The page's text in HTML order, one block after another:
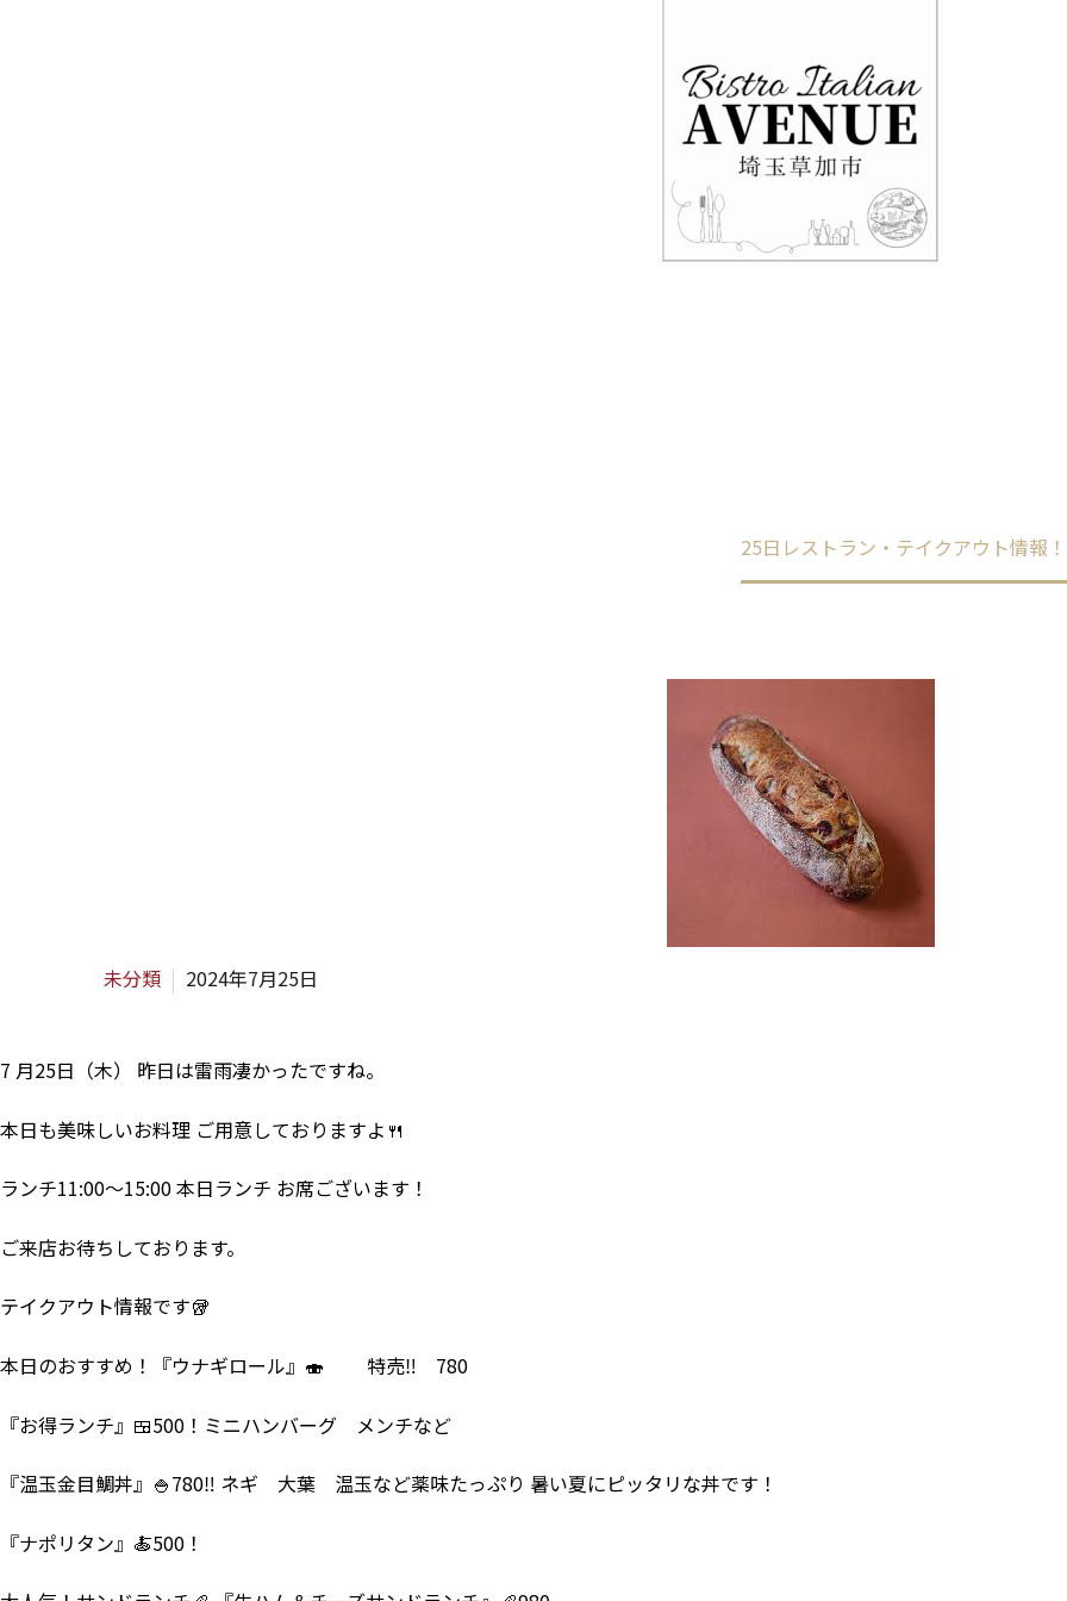
25日レストラン・テイクアウト情報
未分類 2024年7月25日
7 月25日（木） 昨日は雷雨凄かったですね。
本日も美味しいお料理 ご用意しておりますよ🍴
ランチ11:00～15:00 本日ランチ お席ございます！
ご来店お待ちしております。
テイクアウト情報です🥡
本日のおすすめ！『ウナギロール』🍣 特売‼ 780
『お得ランチ』🍱500！ミニハンバーグ メンチなど
『温玉金目鯛丼』🍚780‼ ネギ 大葉 温玉など薬味たっぷり 暑い夏にピッタリな丼です！
『ナポリタン』🍝500！